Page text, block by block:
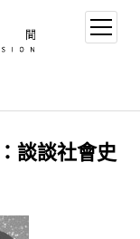
open
menu
談談社會史